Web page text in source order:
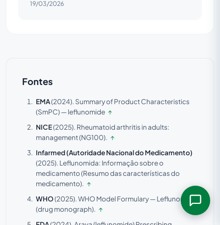
19/03/2026
Fontes
EMA(2024). Summary of Product Characteristics
(SmPC) — leflunomide ↑
NICE(2025). Rheumatoid arthritis in adults:
management (NG100). ↑
Infarmed (Autoridade Nacional do Medicamento)
(2025). Leflunomida: Informação sobre o
medicamento (Resumo das características do
medicamento). ↑
WHO(2025).WHO Model Formulary — Leflunomide
(drug monograph). ↑